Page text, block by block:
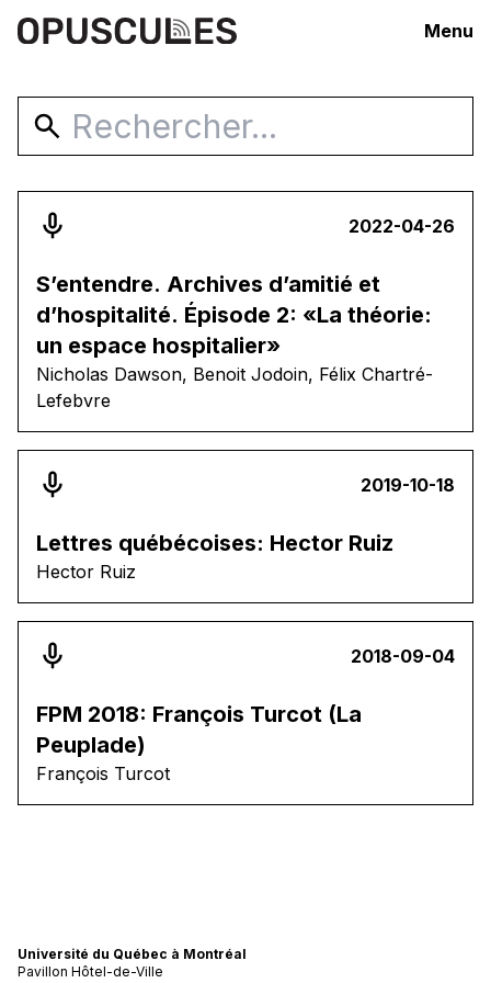
Menu
2022-04-26
S’entendre. Archives d’amitié et
d’hospitalité. Épisode 2: «La théorie:
un espace hospitalier»
Nicholas Dawson, Benoit Jodoin, Félix Chartré-
Lefebvre
2019-10-18
Lettres québécoises: Hector Ruiz
Hector Ruiz
2018-09-04
FPM 2018: François Turcot (La
Peuplade)
François Turcot
Université du Québec à Montréal
Pavillon Hôtel-de-Ville